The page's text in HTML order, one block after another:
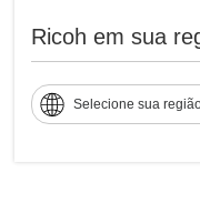
Ricoh em sua
Selecione sua